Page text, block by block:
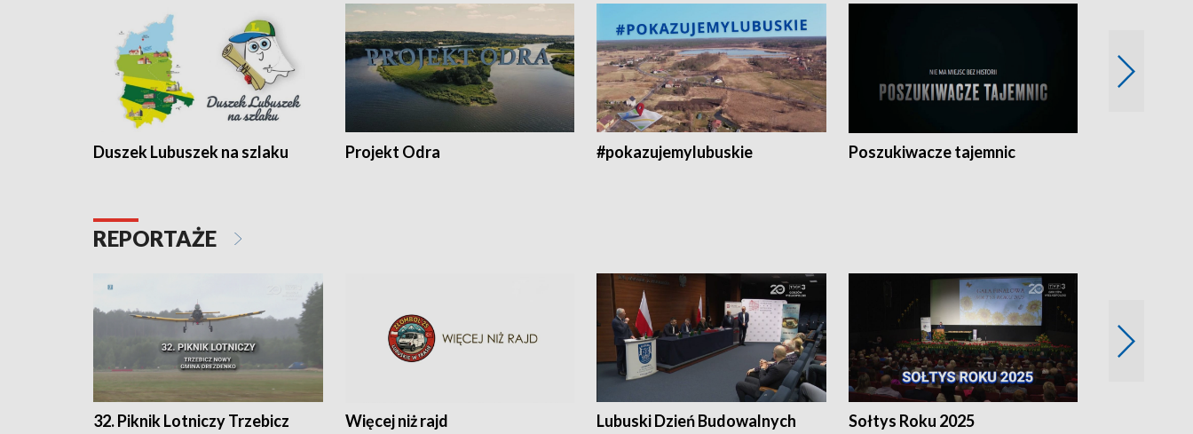
Duszek Lubuszek na szlaku Projekt Odra #pokazujemylubuskie Poszukiwacze tajemnic
REPORTAŻE
32. Piknik Lotniczy Trzebicz
Więcej niż rajd Lubuski Dzień Budowalnych Sołtys Roku 2025